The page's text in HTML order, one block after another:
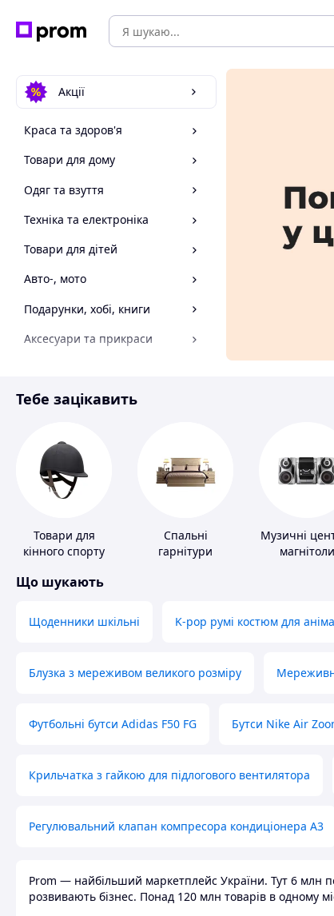
Акції
Краса та здоров'я
Товари для дому
Одяг та взуття
Техніка та електроніка
Товари для дітей
Авто-, мото
Подарунки, хобі, книги
Аксесуари та прикраси
Спорт і відпочинок
Тебе зацікавить
Товари для
кінного спорту
Спальні
гарнітури
Музичні
магнітоли
Що шукають
Щоденники шкільні K-pop румі костюм для
Блузка з мереживом великого розміру
Футбольні бутси Adidas F50 FG Бутси Nike Air
Крильчатка з гайкою для підлогового вентилятора
Регулювальний клапан компресора кондиціонера А3
Prom — найбільший маркетплейс України. Тут 6 млн
розвивають бізнес. Понад 120 млн товарів в одному